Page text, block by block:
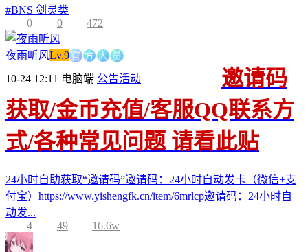
#BNS 剑灵类
0
0 472
夜雨听风Lv.9官方人员
10-24 12:11 电脑端 公告活动
邀请码
获取/金币充值/客服QQ联系方
式/各种常见问题 请看此贴
24小时自助获取“邀请码”邀请码：24小时自动发卡（微信+支
付宝）https://www.yishengfk.cn/item/6mrlcp邀请码：24小时自
动发...
4
49 16.6w